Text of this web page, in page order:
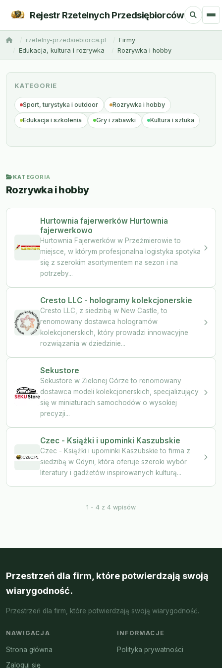
Rejestr Rzetelnych Przedsiębiorców
rzetelny-przedsiebiorca.pl
Firmy
Edukacja, kultura i rozrywka
Rozrywka i hobby
KATEGORIE
Sport, turystyka i outdoor Rozrywka i hobby
Edukacja i szkolenia Gry i zabawki Kultura i sztuka
KATEGORIA
Rozrywka i hobby
Hurtownia fajerwerków Hurtownia
fajerwerkowo
Hurtownia Fajerwerków w Przeźmierowie to
miejsce, w którym profesjonalna logistyka spotyka
się z szerokim asortymentem na sezon i na
potrzeby...
Cresto LLC - hologramy kolekcjonerskie
Cresto LLC, z siedzibą w New Castle, to
renomowany dostawca hologramów
kolekcjonerskich, który prowadzi innowacyjne
rozwiązania w dziedzinie...
Sekustore
Sekustore w Zielonej Górze to renomowany
dostawca modeli kolekcjonerskich, specjalizujący
się w miniaturach samochodów o wysokiej
precyzji...
Czec - Książki i upominki Kaszubskie
Czec - Książki i upominki Kaszubskie to firma z
siedzibą w Gdyni, która oferuje szeroki wybór
literatury i gadżetów inspirowanych kulturą...
1 - 4 z 4 wpisów
Przestrzeń dla firm, które potwierdzają swoją
wiarygodność.
Przestrzeń dla firm, które potwierdzają swoją wiarygodność.
NAWIGACJA
Strona główna
Zaloguj się
INFORMACJE
Polityka prywatności